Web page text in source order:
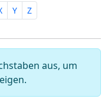
Y Z
aus, um